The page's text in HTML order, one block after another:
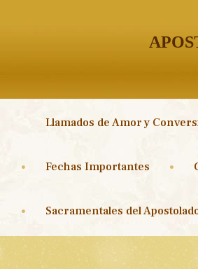
Llamados de Amor y
Fechas Importantes
Sacramentales del